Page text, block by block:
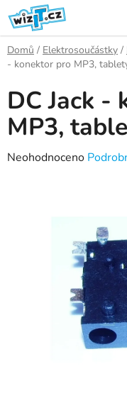
Přejít
na
obsah
Domů / Elektrosoučástky /
- konektor pro MP3,
DC Jack -
MP3,
Průměrné
Neohodnoceno